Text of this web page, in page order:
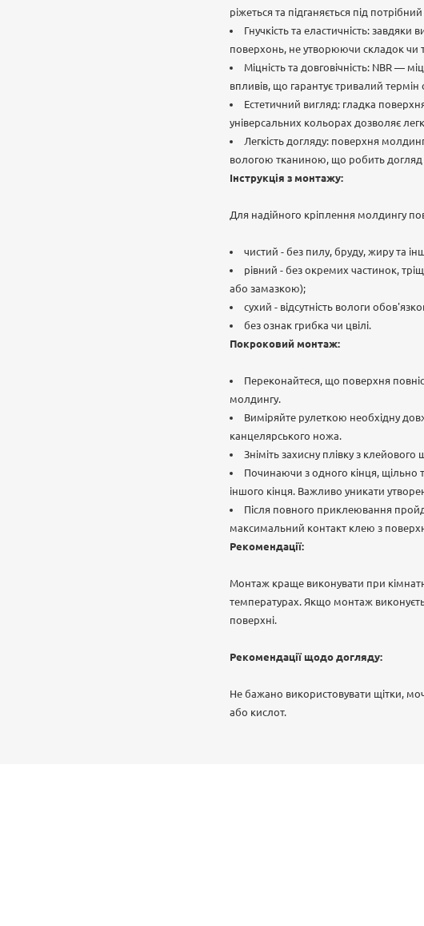
ріжеться та підганяється під
Гнучкість та еластичність:
поверхонь, не утворюючи складок чи
Міцність та довговічність: NBR —
впливів, що гарантує тривалий
Естетичний вигляд: гладка поверхня
універсальних кольорах дозволяє
Легкість догляду: поверхня
вологою тканиною, що робить
Інструкція з монтажу:
Для надійного кріплення молдингу
чистий - без пилу, бруду, жиру та
рівний - без окремих частинок,
або замазкою);
сухий - відсутність вологи
без ознак грибка чи цвілі.
Покроковий монтаж:
Переконайтеся, що поверхня
молдингу.
Виміряйте рулеткою необхідну
канцелярського ножа.
Зніміть захисну плівку з
Починаючи з одного кінця, щільно
іншого кінця. Важливо уникати
Після повного приклеювання
максимальний контакт клею з
Рекомендації:
Монтаж краще виконувати при
температурах. Якщо монтаж
поверхні.
Рекомендації щодо догляду:
Не бажано використовувати щітки,
або кислот.